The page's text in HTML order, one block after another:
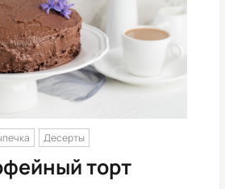
Десерты
торт